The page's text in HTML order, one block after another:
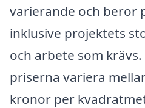
varierande och beror
inklusive projektets
och arbete som
priserna variera
kronor per